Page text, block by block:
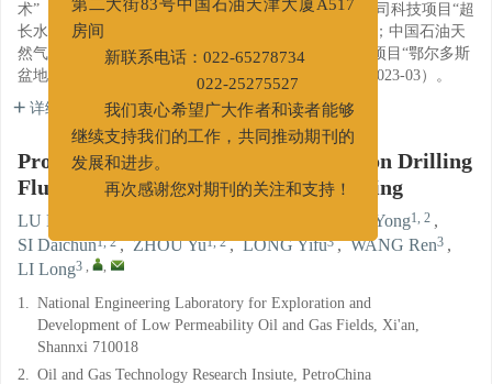
术”（2025ZD1401307）；中国石油天然气集团有限公司科技项目“超
长水平井钻完井技术升级与现场试验”（2026ZS008）；中国石油天
然气股份有限公司长庆油田分公司关键核心技术攻关项目“鄂尔多斯
盆地西缘与深地煤岩气钻井液关键技术研究”（KJZX2023-03）。
详细信息
Progress and Prospect of Researches on Drilling
Fluid Technology for Deep CBM Drilling
LU Hongjun OUYANG Yong1, 2 ,
SI Daichun1, 2 , ZHOU Yu1, 2 , LONG Yifu3 , WANG Ren3 ,
LI Long3 , ,
1. National Engineering Laboratory for Exploration and
Development of Low Permeability Oil and Gas Fields, Xi'an,
Shannxi 710018
2. Oil and Gas Technology Research Insiute, PetroChina
第二大街83号中国石油天津大厦A517
房间
新联系电话：022-65278734
022-25275527
我们衷心希望广大作者和读者能够
继续支持我们的工作，共同推动期刊的
发展和进步。
再次感谢您对期刊的关注和支持！